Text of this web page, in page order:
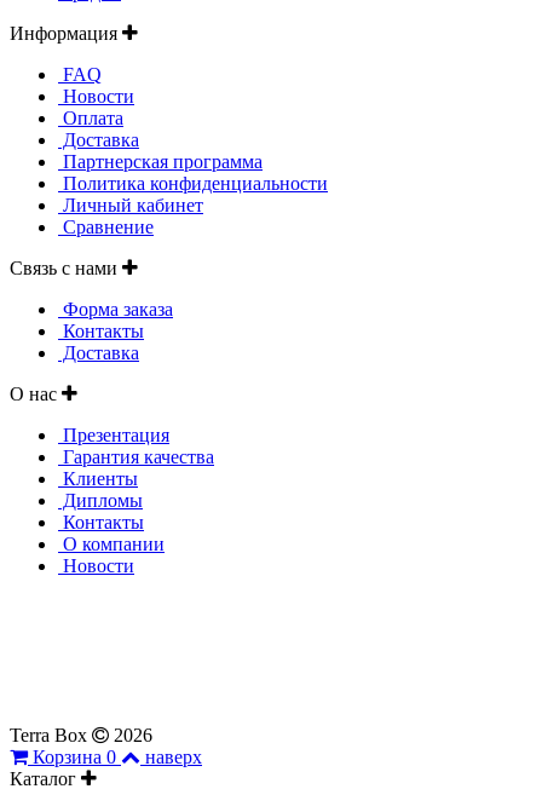
Информация
FAQ
Новости
Оплата
Доставка
Партнерская программа
Политика конфиденциальности
Личный кабинет
Сравнение
Связь с нами
Форма заказа
Контакты
Доставка
О нас
Презентация
Гарантия качества
Клиенты
Дипломы
Контакты
О компании
Новости
Terra Box
2026
Корзина 0
наверх
Каталог